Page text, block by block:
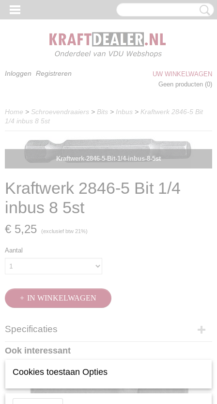
Inloggen Registreren
UW WINKELWAGEN
Geen producten (0)
Home > Schroevendraaiers > Bits > Inbus > Kraftwerk 2846-5 Bit
1/4 inbus 8 5st
Kraftwerk-2846-5-Bit-1/4-inbus-8-5st
Kraftwerk 2846-5 Bit 1/4
inbus 8 5st
€ 5,25 (exclusief btw 21%)
Aantal
IN WINKELWAGEN
Specificaties
Productcode
EAN code
Productcode leverancier
2846-5
Ook interessant
Cookies toestaan Opties